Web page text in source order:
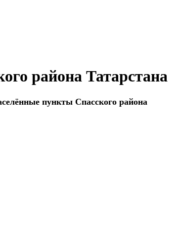
района Татарстана
пункты Спасского района